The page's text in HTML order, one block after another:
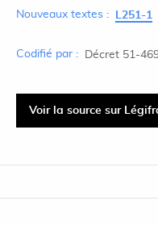
Nouveaux textes : L251-1
Codifié par : Décret 51-
Voir la source sur